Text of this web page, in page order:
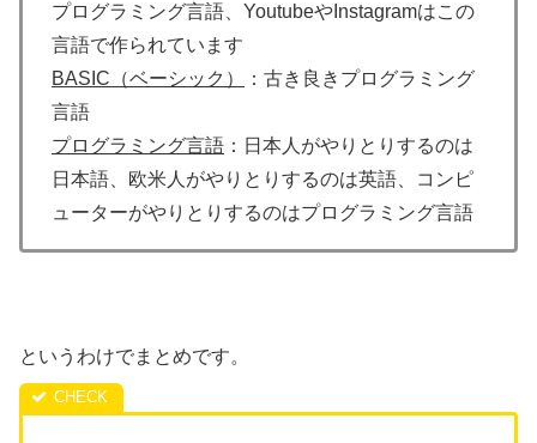
プログラミング言語、YoutubeやInstagramはこの
言語で作られています
BASIC（ベーシック）
：古き良きプログラミング
言語
プログラミング言語 ：日本人がやりとりするのは
日本語、欧米人がやりとりするのは英語、コンピ
ューターがやりとりするのはプログラミング言語
というわけでまとめです。